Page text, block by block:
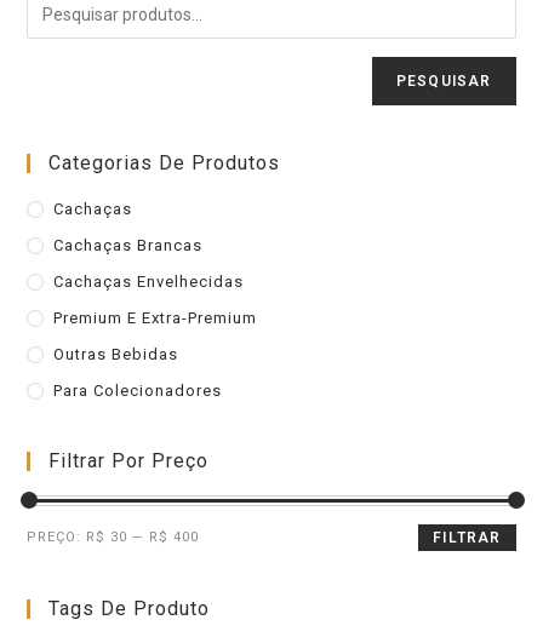
PESQUISAR
Categorias De Produtos
Cachaças
Cachaças Brancas
Cachaças Envelhecidas
Premium E Extra-Premium
Outras Bebidas
Para Colecionadores
Filtrar Por Preço
FILTRAR
PREÇO: R$ 30 — R$ 400
Tags De Produto